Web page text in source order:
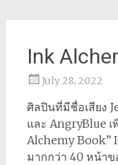
Ink
July 28, 2022
ศิลปินที่มีชื่อเสียง
และ AngryBlue เ
Alchemy Book”
มากกว่า 40 หน้า